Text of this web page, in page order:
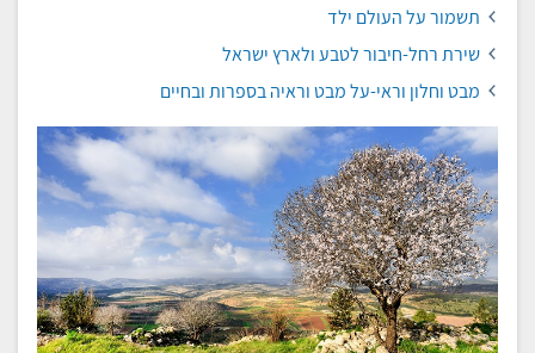
תשמור על העולם ילד
שירת רחל-חיבור לטבע ולארץ ישראל
מבט וחלון וראי-על מבט וראיה בספרות ובחיים